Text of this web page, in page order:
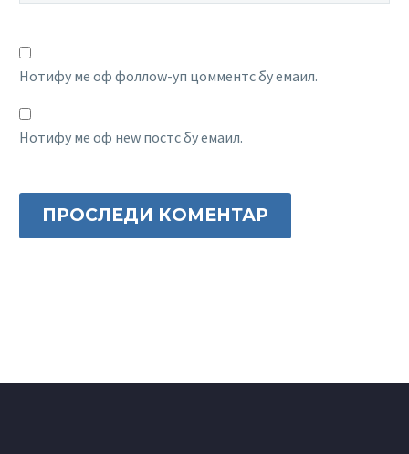
Нотифy ме оф фоллоw-уп цомментс бy емаил.
Нотифy ме оф неw постс бy емаил.
ПРОСЛЕДИ КОМЕНТАР